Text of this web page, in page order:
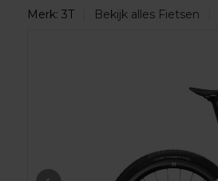
Merk: 3T Bekijk alles Fietsen